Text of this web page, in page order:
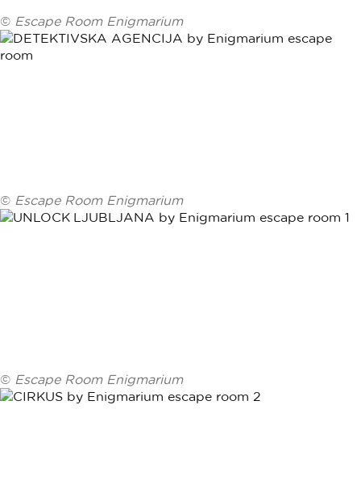
© Escape Room Enigmarium
© Escape Room Enigmarium
© Escape Room Enigmarium